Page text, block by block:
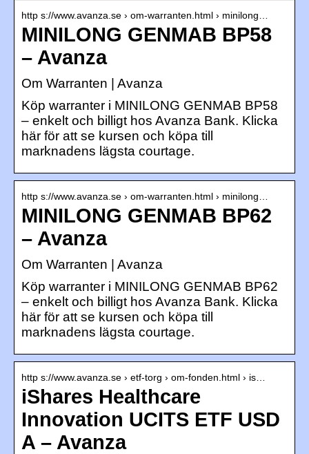
http s://www.avanza.se › om-warranten.html › minilong…
MINILONG GENMAB BP58
– Avanza
Om Warranten | Avanza
Köp warranter i MINILONG GENMAB BP58
– enkelt och billigt hos Avanza Bank. Klicka
här för att se kursen och köpa till
marknadens lägsta courtage.
http s://www.avanza.se › om-warranten.html › minilong…
MINILONG GENMAB BP62
– Avanza
Om Warranten | Avanza
Köp warranter i MINILONG GENMAB BP62
– enkelt och billigt hos Avanza Bank. Klicka
här för att se kursen och köpa till
marknadens lägsta courtage.
http s://www.avanza.se › etf-torg › om-fonden.html › is…
iShares Healthcare
Innovation UCITS ETF USD
A – Avanza